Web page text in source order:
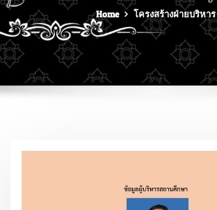
Home โครงสร้างฝ่ายบริหาร